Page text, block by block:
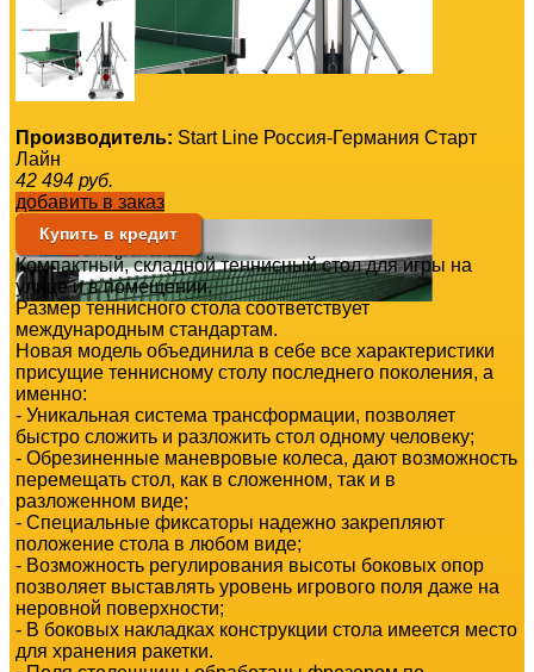
Производитель: Start Line Россия-Германия Старт
Лайн
42 494 руб.
добавить в заказ
Купить в кредит
Компактный, складной теннисный стол для игры на
улице и в помещении.
Размер теннисного стола соответствует
международным стандартам.
Новая модель объединила в себе все характеристики
присущие теннисному столу последнего поколения, а
именно:
- Уникальная система трансформации, позволяет
быстро сложить и разложить стол одному человеку;
- Обрезиненные маневровые колеса, дают возможность
перемещать стол, как в сложенном, так и в
разложенном виде;
- Специальные фиксаторы надежно закрепляют
положение стола в любом виде;
- Возможность регулирования высоты боковых опор
позволяет выставлять уровень игрового поля даже на
неровной поверхности;
- В боковых накладках конструкции стола имеется место
для хранения ракетки.